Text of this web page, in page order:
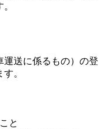
送に係るもの）の登
。
と